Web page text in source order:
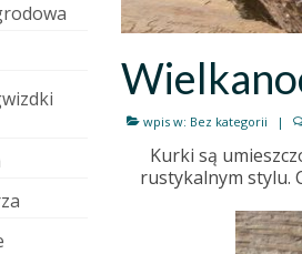
wpis w: Bez kategorii |
Kurki są
rustykalnym stylu.